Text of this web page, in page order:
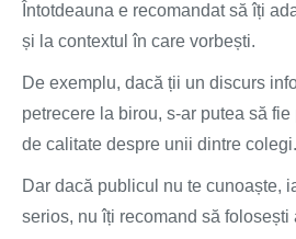
Întotdeauna e recomandat să îți
și la contextul în care vorbești.
De exemplu, dacă ții un discurs
petrecere la birou, s-ar putea să
de calitate despre unii dintre colegi.
Dar dacă publicul nu te cunoaște,
serios, nu îți recomand să folosești